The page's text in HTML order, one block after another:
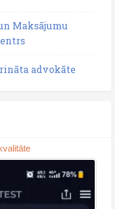
Maksājumu
advokāte